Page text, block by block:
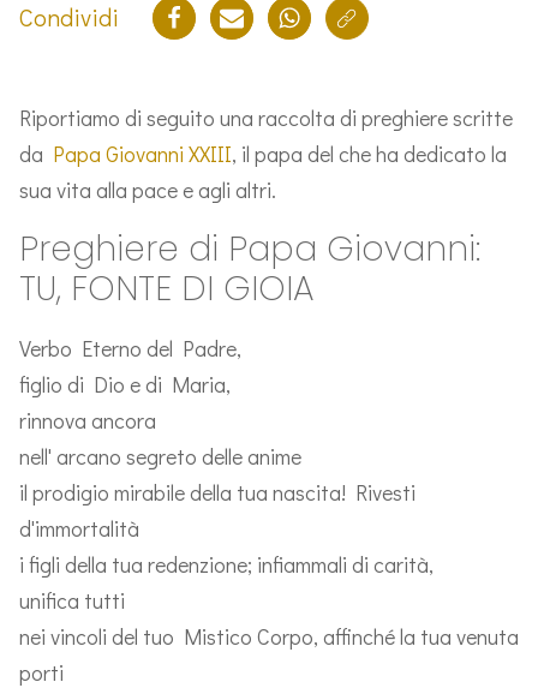
Condividi
Riportiamo di seguito una raccolta di preghiere scritte
da Papa Giovanni XXIII, il papa del che ha dedicato la
sua vita alla pace e agli altri.
Preghiere di Papa Giovanni:
TU, FONTE DI GIOIA
Verbo Eterno del Padre,
figlio di Dio e di Maria,
rinnova ancora
nell' arcano segreto delle anime
il prodigio mirabile della tua nascita! Rivesti
d'immortalità
i figli della tua redenzione; infiammali di carità,
unifica tutti
nei vincoli del tuo Mistico Corpo, affinché la tua venuta
porti